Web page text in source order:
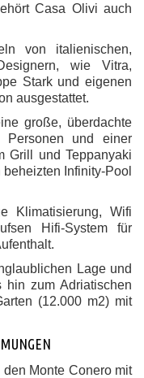
Casa Olivi auch
von italienischen,
wie Vitra,
Stark und eigenen
ausgestattet.
große, überdachte
und einer
Grill und Teppanyaki
Infinity-Pool
Klimatisierung, Wifi
Hifi-System für
Lage und
hin zum Adriatischen
(12.000 m2) mit
Monte Conero mit